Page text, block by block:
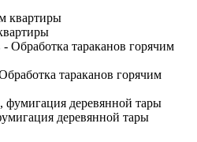
тараканов горячим
деревянной тары